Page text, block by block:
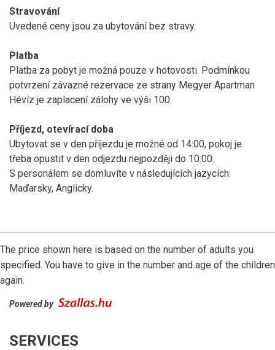
Stravování
Uvedené ceny jsou za ubytování bez stravy.
Platba
Platba za pobyt je možná pouze v hotovosti. Podmínkou
potvrzení závazné rezervace ze strany Megyer Apartman
Hévíz je zaplacení zálohy ve výši 100.
Příjezd, otevírací doba
Ubytovat se v den příjezdu je možné od 14:00, pokoj je
třeba opustit v den odjezdu nejpozději do 10:00.
S personálem se domluvíte v následujících jazycích:
Maďarsky, Anglicky.
The price shown here is based on the number of adults you
specified. You have to give in the number and age of the children
again.
Powered by
SERVICES